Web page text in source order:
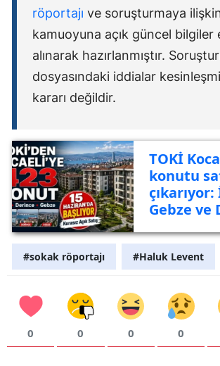
röportajı ve soruşturmaya
kamuoyuna açık güncel bilgiler
alınarak hazırlanmıştır.
dosyasındaki iddialar
kararı değildir.
TOKİ
konutu
Gebze ve
#sokak röportajı #Haluk Levent
0 0 0 0